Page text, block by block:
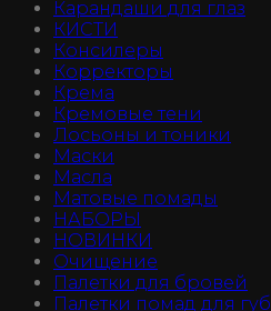
Карандаши для глаз
КИСТИ
Консилеры
Корректоры
Крема
Кремовые тени
Лосьоны и тоники
Маски
Масла
Матовые помады
НАБОРЫ
НОВИНКИ
Очищение
Палетки для бровей
Палетки помад для губ